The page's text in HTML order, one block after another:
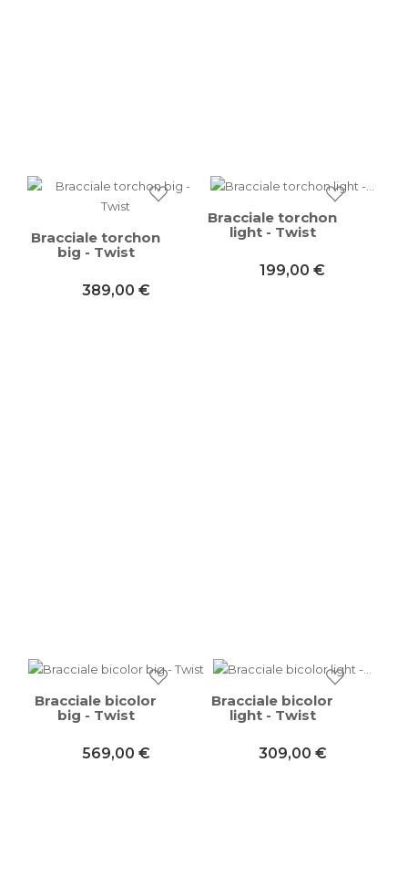
Bracciale torchon
big - Twist
389,00 €
Bracciale torchon
light - Twist
199,00 €
Bracciale bicolor
big - Twist
569,00 €
Bracciale bicolor
light - Twist
309,00 €